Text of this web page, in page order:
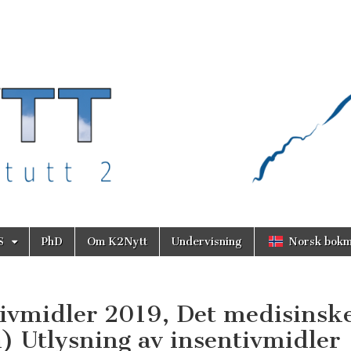
PhD Om K2Nytt Undervisning Norsk
2019, Det
Utlysning av insentivmidler